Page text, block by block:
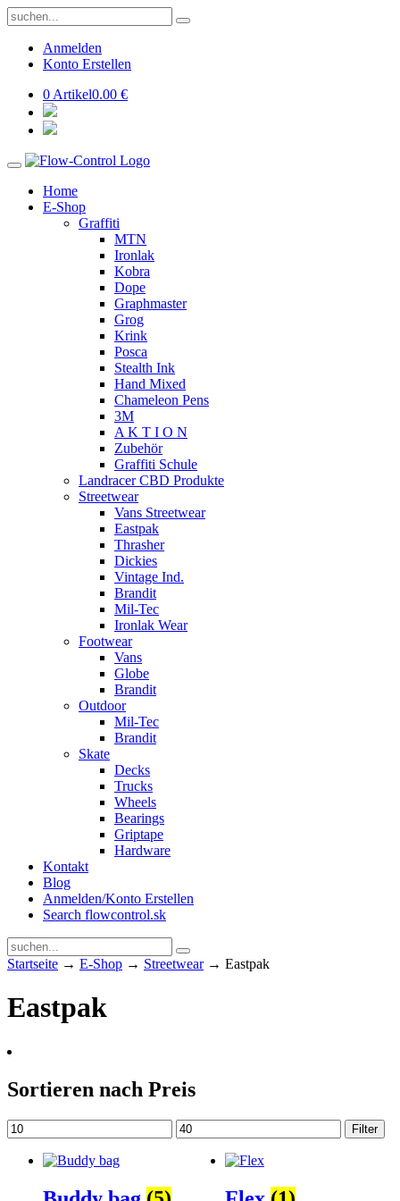
Anmelden
Konto Erstellen
0 Artikel0.00 €
Home
E-Shop
Graffiti
MTN
Ironlak
Kobra
Dope
Graphmaster
Grog
Krink
Posca
Stealth Ink
Hand Mixed
Chameleon Pens
3M
A K T I O N
Zubehör
Graffiti Schule
Landracer CBD Produkte
Streetwear
Vans Streetwear
Eastpak
Thrasher
Dickies
Vintage Ind.
Brandit
Mil-Tec
Ironlak Wear
Footwear
Vans
Globe
Brandit
Outdoor
Mil-Tec
Brandit
Skate
Decks
Trucks
Wheels
Bearings
Griptape
Hardware
Kontakt
Blog
Anmelden/Konto Erstellen
Search flowcontrol.sk
Startseite → E-Shop → Streetwear→ Eastpak
Eastpak
Sortieren nach Preis
Min.
Preis
Max.
Preis
Filter